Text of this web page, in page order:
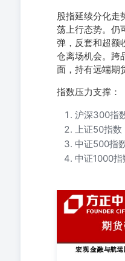
股指延续分化走
荡上行态势。仍
弹，反套和超额
仓离场机会。跨
面，持有远端期
指数压力支撑：
沪深300指
上证50指
中证500指
中证1000
摘要 宏观金融与
68518392 周二
降，其他品种成
500，有苏俄金